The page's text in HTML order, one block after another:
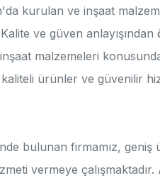
kurulan ve inşaat
ve güven
malzemeleri
ürünler ve güvenilir
bulunan firmamız, geniş
vermeye